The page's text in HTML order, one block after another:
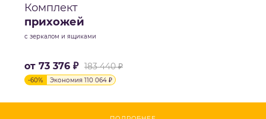
Комплект
прихожей
с зеркалом и ящиками
от 73 376 ₽ 183 440 ₽
-60% Экономия 110 064 ₽